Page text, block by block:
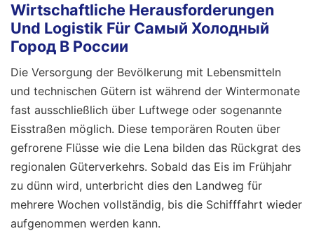
Wirtschaftliche Herausforderungen
Und Logistik Für Самый Холодный
Город В России
Die Versorgung der Bevölkerung mit Lebensmitteln
und technischen Gütern ist während der Wintermonate
fast ausschließlich über Luftwege oder sogenannte
Eisstraßen möglich. Diese temporären Routen über
gefrorene Flüsse wie die Lena bilden das Rückgrat des
regionalen Güterverkehrs. Sobald das Eis im Frühjahr
zu dünn wird, unterbricht dies den Landweg für
mehrere Wochen vollständig, bis die Schifffahrt wieder
aufgenommen werden kann.